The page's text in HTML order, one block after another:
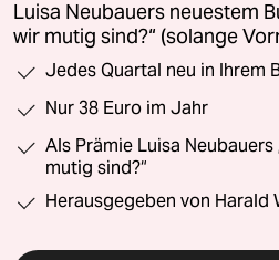
Luisa Neubauers neuestem
wir mutig sind?“ (solange
Jedes Quartal neu in Ihrem
Nur 38 Euro im Jahr
Als Prämie Luisa Neubauers
mutig sind?“
Herausgegeben von Harald